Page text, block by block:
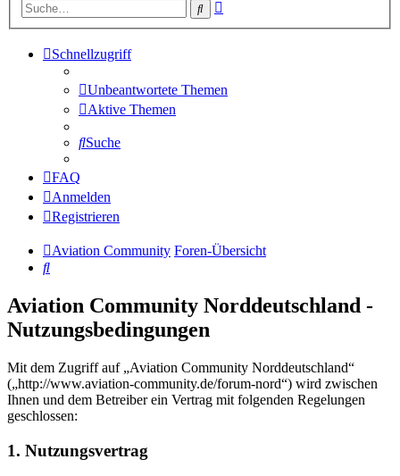
Suche
Schnellzugriff
Unbeantwortete Themen
Aktive Themen
Suche
FAQ
Anmelden
Registrieren
Aviation Community Foren-Übersicht
Suche
Aviation Community Norddeutschland -
Nutzungsbedingungen
Mit dem Zugriff auf „Aviation Community Norddeutschland“
(„http://www.aviation-community.de/forum-nord“) wird zwischen
Ihnen und dem Betreiber ein Vertrag mit folgenden Regelungen
geschlossen:
1. Nutzungsvertrag